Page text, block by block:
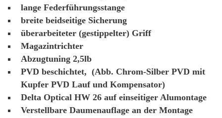
lange Federführungsstange
breite beidseitige Sicherung
überarbeiteter (gestippelter) Griff
Magazintrichter
Abzugtuning 2,5lb
PVD beschichtet, (Abb. Chrom-Silber PVD mit
Kupfer PVD Lauf und Kompensator)
Delta Optical HW 26 auf einseitiger Alumontage
Verstellbare Daumenauflage an der Montage